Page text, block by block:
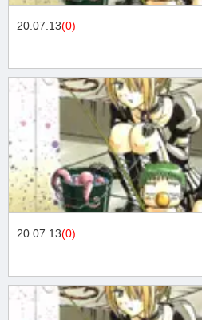
20.07.13(0)
20.07.13(0)